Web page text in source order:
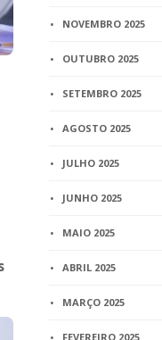
NOVEMBRO 2025
OUTUBRO 2025
SETEMBRO 2025
AGOSTO 2025
JULHO 2025
JUNHO 2025
MAIO 2025
ABRIL 2025
MARÇO 2025
FEVEREIRO 2025